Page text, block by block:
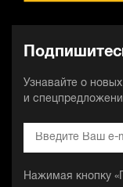
Узнавайте о
и
Нажимая кнопку